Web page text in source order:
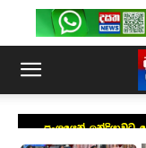
ප්‍රංශයෙන් ඉන්දියාවට